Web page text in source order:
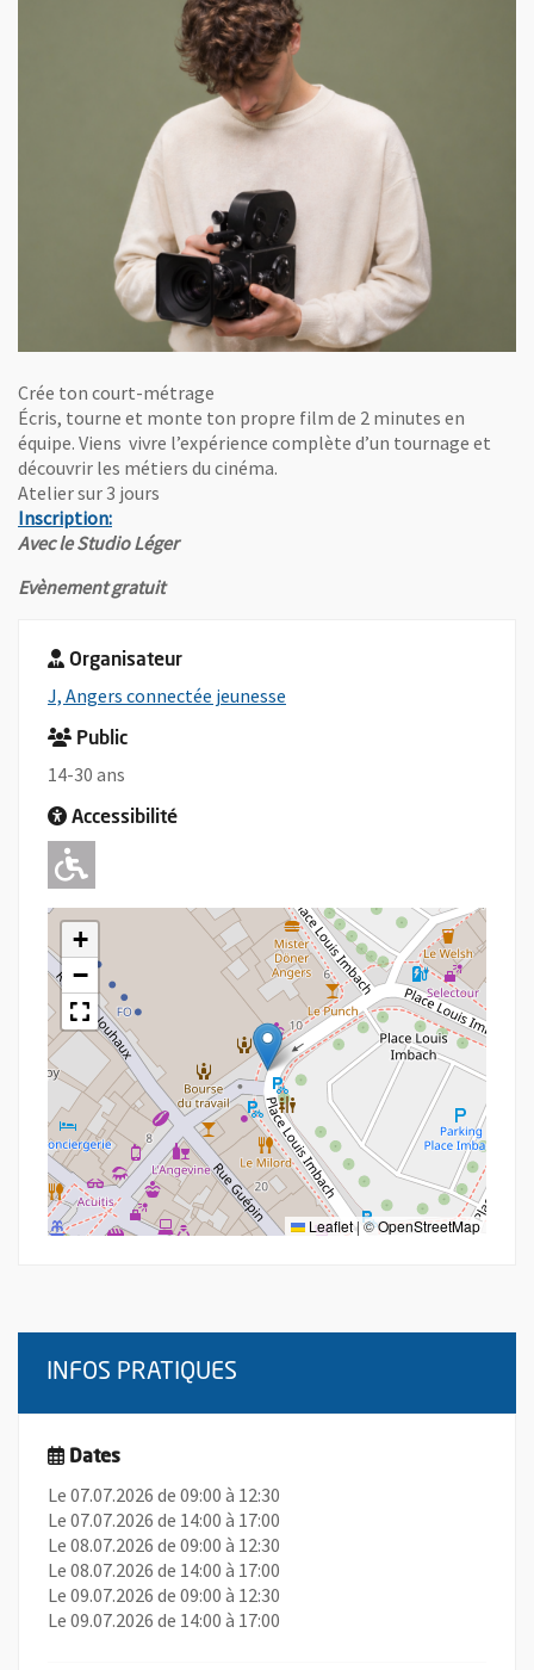
Crée ton court-métrage
Écris, tourne et monte ton propre film de 2 minutes en
équipe. Viens vivre l’expérience complète d’un tournage et
découvrir les métiers du cinéma.
Atelier sur 3 jours
Inscription:, Ouvre une nouvelle fenêtre
Avec le Studio Léger
Evènement gratuit
Organisateur
J, Angers connectée jeunesse
Public
14-30 ans
Accessibilité
Adapté pour l'handicap Moteur
+
−
Leaflet|©OpenStreetMap
INFOS PRATIQUES
Dates
Le 07.07.2026 de 09:00 à 12:30
Le 07.07.2026 de 14:00 à 17:00
Le 08.07.2026 de 09:00 à 12:30
Le 08.07.2026 de 14:00 à 17:00
Le 09.07.2026 de 09:00 à 12:30
Le 09.07.2026 de 14:00 à 17:00